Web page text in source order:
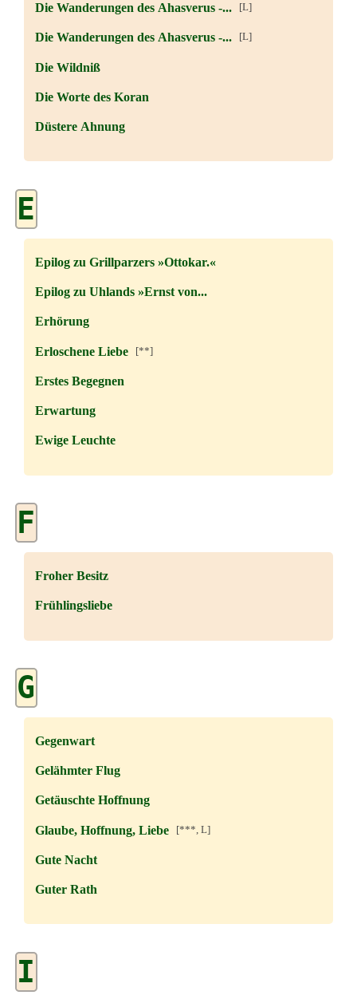
Die Wanderungen des Ahasverus -... [L]
Die Wanderungen des Ahasverus -... [L]
Die Wildniß
Die Worte des Koran
Düstere Ahnung
E
Epilog zu Grillparzers »Ottokar.«
Epilog zu Uhlands »Ernst von...
Erhörung
Erloschene Liebe[**]
Erstes Begegnen
Erwartung
Ewige Leuchte
F
Froher Besitz
Frühlingsliebe
G
Gegenwart
Gelähmter Flug
Getäuschte Hoffnung
Glaube, Hoffnung, Liebe[***, L]
Gute Nacht
Guter Rath
I